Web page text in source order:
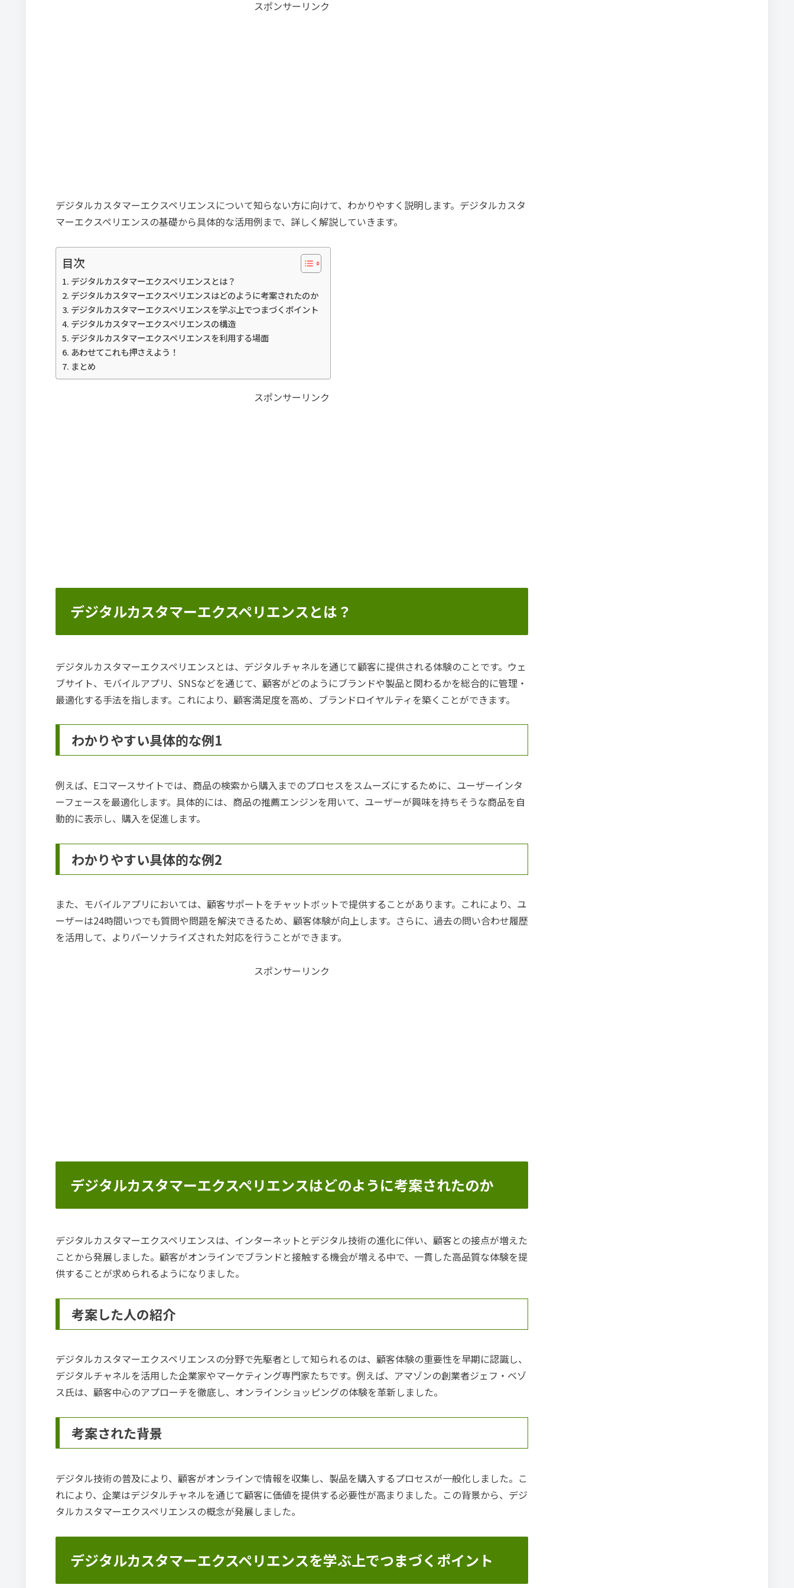
スポンサーリンク
デジタルカスタマーエクスペリエンスについて知らない方に向けて、わかりやすく説明します。デジタルカスタ
マーエクスペリエンスの基礎から具体的な活用例まで、詳しく解説していきます。
目次
デジタルカスタマーエクスペリエンスとは？
デジタルカスタマーエクスペリエンスはどのように考案されたのか
デジタルカスタマーエクスペリエンスを学ぶ上でつまづくポイント
デジタルカスタマーエクスペリエンスの構造
デジタルカスタマーエクスペリエンスを利用する場面
あわせてこれも押さえよう！
まとめ
スポンサーリンク
デジタルカスタマーエクスペリエンスとは？
デジタルカスタマーエクスペリエンスとは、デジタルチャネルを通じて顧客に提供される体験のことです。ウェ
ブサイト、モバイルアプリ、SNSなどを通じて、顧客がどのようにブランドや製品と関わるかを総合的に管理・
最適化する手法を指します。これにより、顧客満足度を高め、ブランドロイヤルティを築くことができます。
わかりやすい具体的な例1
例えば、Eコマースサイトでは、商品の検索から購入までのプロセスをスムーズにするために、ユーザーインタ
ーフェースを最適化します。具体的には、商品の推薦エンジンを用いて、ユーザーが興味を持ちそうな商品を自
動的に表示し、購入を促進します。
わかりやすい具体的な例2
また、モバイルアプリにおいては、顧客サポートをチャットボットで提供することがあります。これにより、ユ
ーザーは24時間いつでも質問や問題を解決できるため、顧客体験が向上します。さらに、過去の問い合わせ履歴
を活用して、よりパーソナライズされた対応を行うことができます。
スポンサーリンク
デジタルカスタマーエクスペリエンスはどのように考案されたのか
デジタルカスタマーエクスペリエンスは、インターネットとデジタル技術の進化に伴い、顧客との接点が増えた
ことから発展しました。顧客がオンラインでブランドと接触する機会が増える中で、一貫した高品質な体験を提
供することが求められるようになりました。
考案した人の紹介
デジタルカスタマーエクスペリエンスの分野で先駆者として知られるのは、顧客体験の重要性を早期に認識し、
デジタルチャネルを活用した企業家やマーケティング専門家たちです。例えば、アマゾンの創業者ジェフ・ベゾ
ス氏は、顧客中心のアプローチを徹底し、オンラインショッピングの体験を革新しました。
考案された背景
デジタル技術の普及により、顧客がオンラインで情報を収集し、製品を購入するプロセスが一般化しました。こ
れにより、企業はデジタルチャネルを通じて顧客に価値を提供する必要性が高まりました。この背景から、デジ
タルカスタマーエクスペリエンスの概念が発展しました。
デジタルカスタマーエクスペリエンスを学ぶ上でつまづくポイント